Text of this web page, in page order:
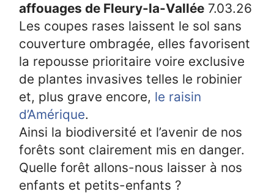
affouages de Fleury-la-Vallée 7.03.26
Les coupes rases laissent le sol sans
couverture ombragée, elles favorisent
la repousse prioritaire voire exclusive
de plantes invasives telles le robinier
et, plus grave encore, le raisin
d’Amérique.
Ainsi la biodiversité et l’avenir de nos
forêts sont clairement mis en danger.
Quelle forêt allons-nous laisser à nos
enfants et petits-enfants ?